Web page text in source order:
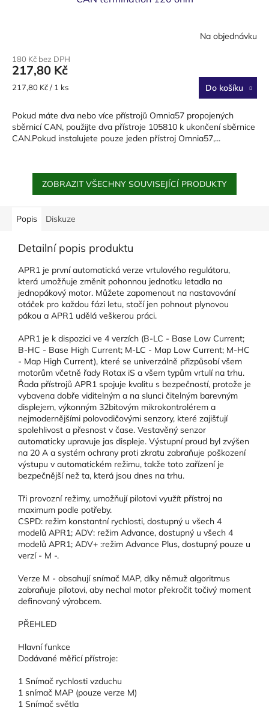
Na objednávku
180 Kč bez DPH
217,80 Kč
Měrná
217,80 Kč / 1 ks Do košíku
Pokud máte dva nebo více přístrojů Omnia57 propojených
sběrnicí CAN, použijte dva přístroje 105810 k ukončení sběrnice
CAN.Pokud instalujete pouze jeden přístroj Omnia57,...
ZOBRAZIT VŠECHNY SOUVISEJÍCÍ PRODUKTY
Popis Diskuze
Detailní popis produktu
APR1 je první automatická verze vrtulového regulátoru,
která umožňuje změnit pohonnou jednotku letadla na
jednopákový motor. Můžete zapomenout na nastavování
otáček pro každou fázi letu, stačí jen pohnout plynovou
pákou a APR1 udělá veškerou práci.
APR1 je k dispozici ve 4 verzích (B-LC - Base Low Current;
B-HC - Base High Current; M-LC - Map Low Current; M-HC
- Map High Current), které se univerzálně přizpůsobí všem
motorům včetně řady Rotax iS a všem typům vrtulí na trhu.
Řada přístrojů APR1 spojuje kvalitu s bezpečností, protože je
vybavena dobře viditelným a na slunci čitelným barevným
displejem, výkonným 32bitovým mikrokontrolérem a
nejmodernějšími polovodičovými senzory, které zajišťují
spolehlivost a přesnost v čase. Vestavěný senzor
automaticky upravuje jas displeje. Výstupní proud byl zvýšen
na 20 A a systém ochrany proti zkratu zabraňuje poškození
výstupu v automatickém režimu, takže toto zařízení je
bezpečnější než ta, která jsou dnes na trhu.
Tři provozní režimy, umožňují pilotovi využít přístroj na
maximum podle potřeby.
CSPD: režim konstantní rychlosti, dostupný u všech 4
modelů APR1; ADV: režim Advance, dostupný u všech 4
modelů APR1; ADV+ :režim Advance Plus, dostupný pouze u
verzí - M -.
Verze M - obsahují snímač MAP, díky němuž algoritmus
zabraňuje pilotovi, aby nechal motor překročit točivý moment
definovaný výrobcem.
PŘEHLED
Hlavní funkce
Dodávané měřicí přístroje:
1 Snímač rychlosti vzduchu
1 snímač MAP (pouze verze M)
1 Snímač světla